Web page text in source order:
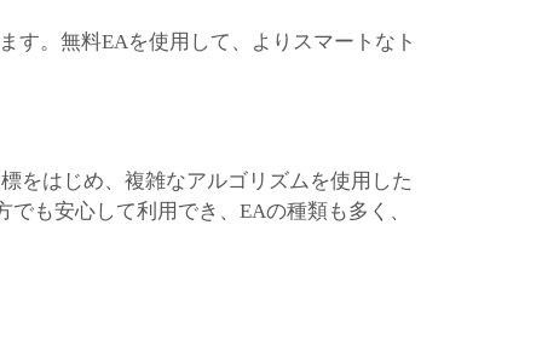
す。無料EAを使用して、よりスマートなト
をはじめ、複雑なアルゴリズムを使用した
も安心して利用でき、EAの種類も多く、